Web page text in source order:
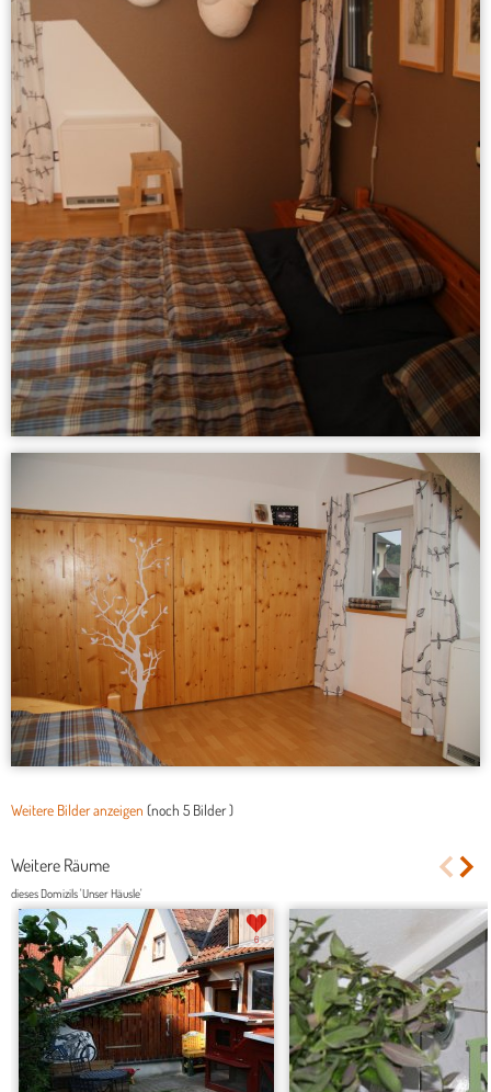
Weitere Bilder anzeigen (noch 5 Bilder)
Weitere Räume
dieses Domizils 'Unser Häusle'
6